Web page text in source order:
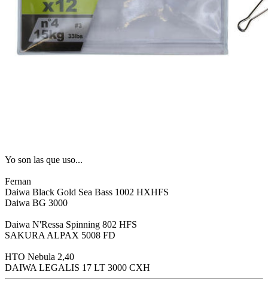
Yo son las que uso...
Fernan
Daiwa Black Gold Sea Bass 1002 HXHFS
Daiwa BG 3000
Daiwa N'Ressa Spinning 802 HFS
SAKURA ALPAX 5008 FD
HTO Nebula 2,40
DAIWA LEGALIS 17 LT 3000 CXH